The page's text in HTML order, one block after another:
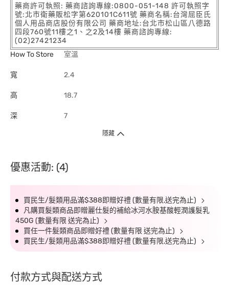
藥商許可執照: 藥商諮詢專線:0800-051-148 許可執照字
號:北市衛藥販松字第620101C611號 藥商名稱:台灣屈臣氏
個人用品商店股份有限公司 藥商地址:台北市松山區八德路
四段760號11樓之1、之2及14樓 藥商諮詢專線:
(02)27421234
How To Store
室溫
寬 2.4
高 18.7
深 7
隱藏
優惠活動: (4)
買民生/髮類用品滿$388即贈好禮 (數量有限,送完為止)
凡購買髮類商品即贈麗仕髮的補給冰河水胺基酸輕潤護髮乳
450G (數量有限 送完為止)
買任一件髮類商品即贈好禮 (數量有限 送完為止)
買民生/髮類用品滿$388即贈好禮 (數量有限,送完為止)
付款方式與配送方式